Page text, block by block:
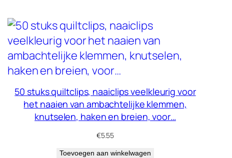
50 stuks quiltclips, naaiclips veelkleurig voor
het naaien van ambachtelijke klemmen,
knutselen, haken en breien, voor…
€5.55
Toevoegen aan winkelwagen